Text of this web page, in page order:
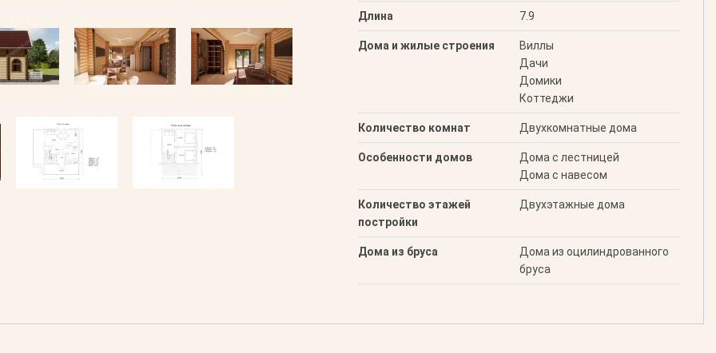
Длина 7.9
Дома и жилые строения
Виллы
Дачи
Домики
Коттеджи
Количество комнат Двухкомнатные дома
Особенности домов
Дома с лестницей
Дома с навесом
Количество этажей
постройки
Двухэтажные дома
Дома из бруса
Дома из оцилиндрованного
бруса